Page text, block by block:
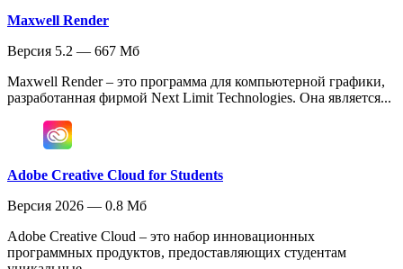
Maxwell Render
Версия 5.2 — 667 Мб
Maxwell Render – это программа для компьютерной графики,
разработанная фирмой Next Limit Technologies. Она является...
Adobe Creative Cloud for Students
Версия 2026 — 0.8 Мб
Adobe Creative Cloud – это набор инновационных
программных продуктов, предоставляющих студентам